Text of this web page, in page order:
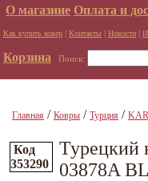
О магазине Оплата и
Как купить ковер | Контакты | Новости |
Корзина Поиск:
Главная / Ковры / Турция /
Код
353290
Турецкий
03878A